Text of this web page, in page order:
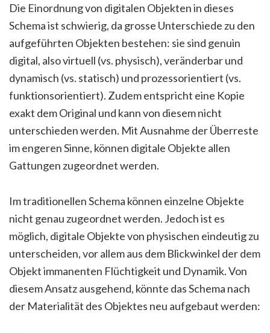
Die Einordnung von digitalen Objekten in dieses
Schema ist schwierig, da grosse Unterschiede zu den
aufgeführten Objekten bestehen: sie sind genuin
digital, also virtuell (vs. physisch), veränderbar und
dynamisch (vs. statisch) und prozessorientiert (vs.
funktionsorientiert). Zudem entspricht eine Kopie
exakt dem Original und kann von diesem nicht
unterschieden werden. Mit Ausnahme der Überreste
im engeren Sinne, können digitale Objekte allen
Gattungen zugeordnet werden.
Im traditionellen Schema können einzelne Objekte
nicht genau zugeordnet werden. Jedoch ist es
möglich, digitale Objekte von physischen eindeutig zu
unterscheiden, vor allem aus dem Blickwinkel der dem
Objekt immanenten Flüchtigkeit und Dynamik. Von
diesem Ansatz ausgehend, könnte das Schema nach
der Materialität des Objektes neu aufgebaut werden: